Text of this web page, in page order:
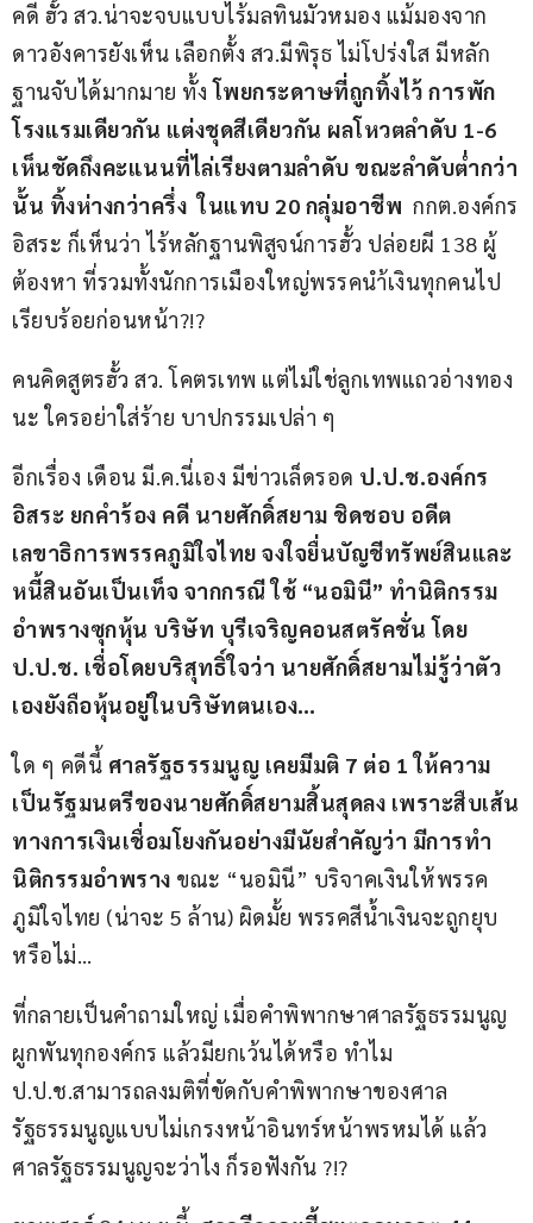
คดี ฮั้ว สว.น่าจะจบแบบไร้มลทินมัวหมอง แม้มองจาก
ดาวอังคารยังเห็น เลือกตั้ง สว.มีพิรุธ ไม่โปร่งใส มีหลัก
ฐานจับได้มากมาย ทั้ง โพยกระดาษที่ถูกทิ้งไว้ การพัก
โรงแรมเดียวกัน แต่งชุดสีเดียวกัน ผลโหวตลำดับ 1-6
เห็นชัดถึงคะแนนที่ไล่เรียงตามลำดับ ขณะลำดับต่ำกว่า
นั้น ทิ้งห่างกว่าครึ่ง ในแทบ 20 กลุ่มอาชีพ กกต.องค์กร
อิสระ ก็เห็นว่า ไร้หลักฐานพิสูจน์การฮั้ว ปล่อยผี 138 ผู้
ต้องหา ที่รวมทั้งนักการเมืองใหญ่พรรคนำ้เงินทุกคนไป
เรียบร้อยก่อนหน้า?!?
คนคิดสูตรฮั้ว สว. โคตรเทพ แต่ไม่ใช่ลูกเทพแถวอ่างทอง
นะ ใครอย่าใส่ร้าย บาปกรรมเปล่า ๆ
อีกเรื่อง เดือน มี.ค.นี่เอง มีข่าวเล็ดรอด ป.ป.ช.องค์กร
อิสระ ยกคำร้อง คดี นายศักดิ์สยาม ชิดชอบ อดีต
เลขาธิการพรรคภูมิใจไทย จงใจยื่นบัญชีทรัพย์สินและ
หนี้สินอันเป็นเท็จ จากกรณี ใช้ “นอมินี” ทำนิติกรรม
อำพรางซุกหุ้น บริษัท บุรีเจริญคอนสตรัคชั่น โดย
ป.ป.ช. เชื่อโดยบริสุทธิ์ใจว่า นายศักดิ์สยามไม่รู้ว่าตัว
เองยังถือหุ้นอยู่ในบริษัทตนเอง…
ใด ๆ คดีนี้ ศาลรัฐธรรมนูญ เคยมีมติ 7 ต่อ 1 ให้ความ
เป็นรัฐมนตรีของนายศักดิ์สยามสิ้นสุดลง เพราะสืบเส้น
ทางการเงินเชื่อมโยงกันอย่างมีนัยสำคัญว่า มีการทำ
นิติกรรมอำพราง ขณะ “นอมินี” บริจาคเงินให้พรรค
ภูมิใจไทย (น่าจะ 5 ล้าน) ผิดมั้ย พรรคสีน้ำเงินจะถูกยุบ
หรือไม่…
ที่กลายเป็นคำถามใหญ่ เมื่อคำพิพากษาศาลรัฐธรรมนูญ
ผูกพันทุกองค์กร แล้วมียกเว้นได้หรือ ทำไม
ป.ป.ช.สามารถลงมติที่ขัดกับคำพิพากษาของศาล
รัฐธรรมนูญแบบไม่เกรงหน้าอินทร์หน้าพรหมได้ แล้ว
ศาลรัฐธรรมนูญจะว่าไง ก็รอฟังกัน ?!?